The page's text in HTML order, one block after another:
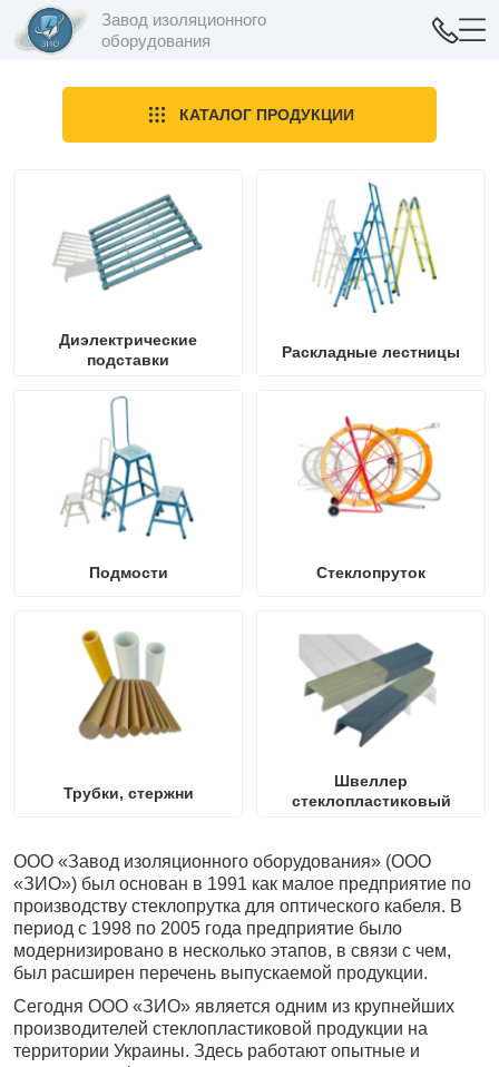
Завод изоляционного
оборудования
КАТАЛОГ ПРОДУКЦИИ
Диэлектрические
подставки
Раскладные лестницы
Подмости Стеклопруток
Трубки, стержни
Швеллер
стеклопластиковый
ООО «Завод изоляционного оборудования» (ООО
«ЗИО») был основан в 1991 как малое предприятие по
производству стеклопрутка для оптического кабеля. В
период с 1998 по 2005 года предприятие было
модернизировано в несколько этапов, в связи с чем,
был расширен перечень выпускаемой продукции.
Сегодня ООО «ЗИО» является одним из крупнейших
производителей стеклопластиковой продукции на
территории Украины. Здесь работают опытные и